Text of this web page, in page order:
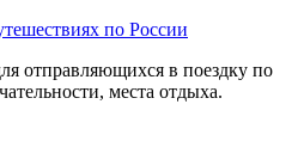
по России
отправляющихся в поездку по
места отдыха.